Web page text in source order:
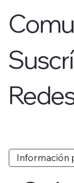
Información